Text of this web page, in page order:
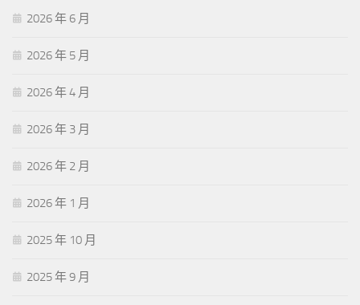
2026 年 6 月
2026 年 5 月
2026 年 4 月
2026 年 3 月
2026 年 2 月
2026 年 1 月
2025 年 10 月
2025 年 9 月